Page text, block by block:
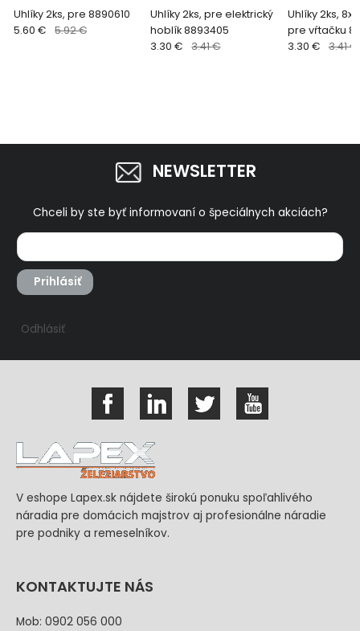
Uhlíky 2ks, pre 8890610
5.60 € 5.92 €
Uhlíky 2ks, pre elektrický
hoblík 8893405
3.30 € 3.41 €
Uhlíky 2ks,
pre vŕtačku
8890015
3.30 € 3.41 €
NEWSLETTER
Chceli by ste byť informovaní o špeciálnych akciách?
Prihlásiť
Odhlásiť
V eshope Lapex.sk nájdete širokú ponuku spoľahlivého
náradia pre domácich majstrov aj profesionálne náradie
pre podniky a remeselníkov.
KONTAKTUJTE NÁS
Mob: 0902 056 000